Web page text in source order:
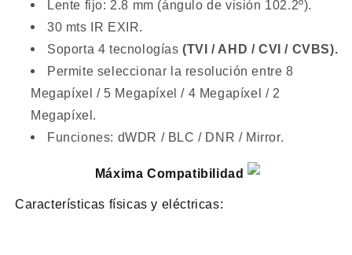
Lente fijo: 2.8 mm (ángulo de visión 102.2º).
30 mts IR EXIR.
Soporta 4 tecnologías(TVI / AHD / CVI / CVBS).
Permite seleccionar la resolución entre 8
Megapíxel / 5 Megapíxel / 4 Megapíxel / 2
Megapíxel.
Funciones: dWDR / BLC / DNR / Mirror.
Máxima Compatibilidad
Características físicas y eléctricas: